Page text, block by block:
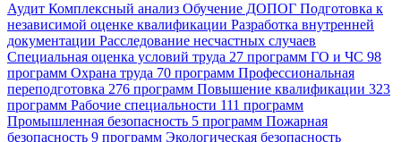
Аудит Комплексный анализ Обучение ДОПОГ Подготовка к
независимой оценке квалификации Разработка внутренней
документации Расследование несчастных случаев
Специальная оценка условий труда 27 программ ГО и ЧС 98
программ Охрана труда 70 программ Профессиональная
переподготовка 276 программ Повышение квалификации 323
программ Рабочие специальности 111 программ
Промышленная безопасность 5 программ Пожарная
безопасность 9 программ Экологическая безопасность